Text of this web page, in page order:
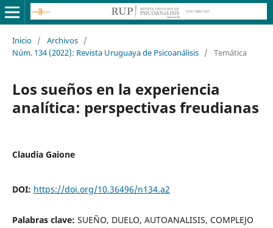
Inicio / Archivos /
Núm. 134 (2022): Revista Uruguaya de Psicoanálisis / Temática
Los sueños en la experiencia
analítica: perspectivas freudianas
Claudia Gaione
DOI: https://doi.org/10.36496/n134.a2
Palabras clave: SUEÑO, DUELO, AUTOANALISIS, COMPLEJO